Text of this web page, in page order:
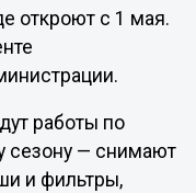
откроют с 1 мая.
работы по
сезону — снимают
и фильтры,